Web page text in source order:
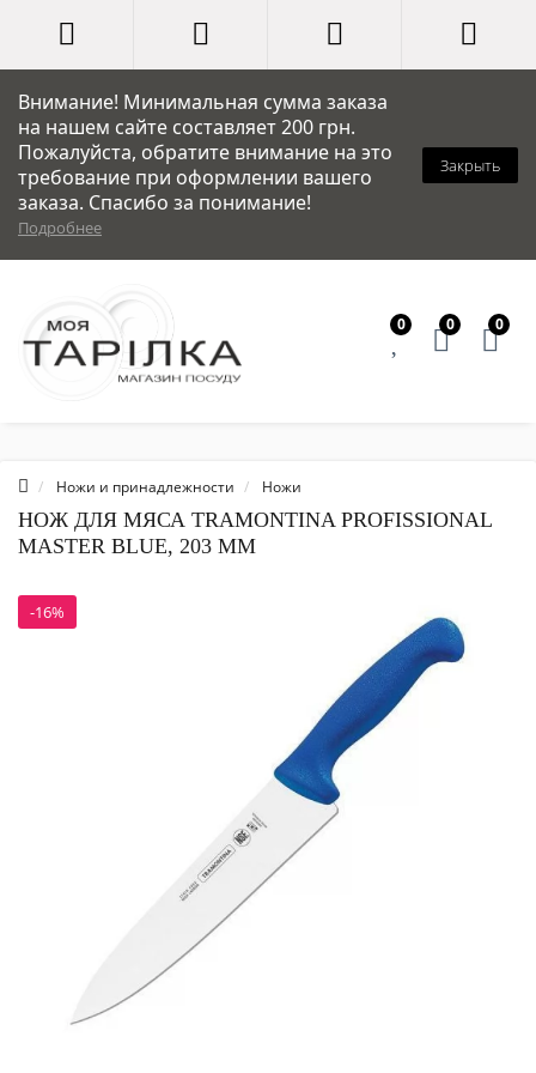
Внимание! Минимальная сумма заказа
на нашем сайте составляет 200 грн.
Пожалуйста, обратите внимание на это
требование при оформлении вашего
заказа. Спасибо за понимание!
Подробнее
Закрыть
0 0 0
Ножи и принадлежности Ножи
НОЖ ДЛЯ МЯСА TRAMONTINA PROFISSIONAL
MASTER BLUE, 203 ММ
-16%